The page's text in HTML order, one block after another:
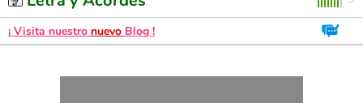
¡ Visita nuestro nuevo Blog !